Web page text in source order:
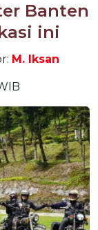
Banten
ini
M. Iksan